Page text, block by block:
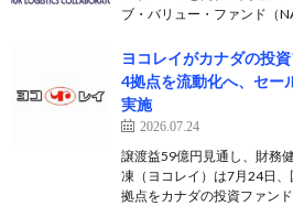
ブ・バリュー・ファンド（
ヨコレイがカナダの投
4拠点を流動化へ、セー
実施
2026.07.24
譲渡益59億円見通し、財務
凍（ヨコレイ）は7月24日
拠点をカナダの投資ファン